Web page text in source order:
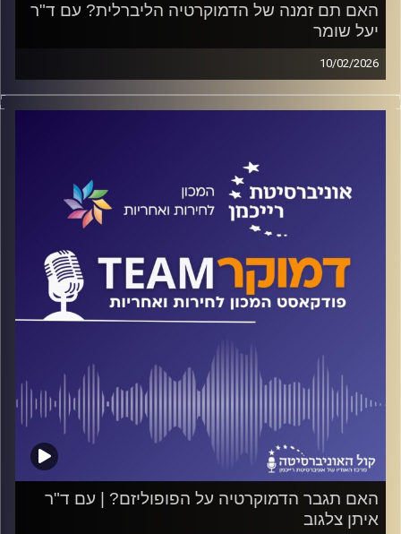
האם תם זמנה של הדמוקרטיה הליברלית? עם ד"ר
יעל שומר
10/02/2026
פודקאסט המכון לחירות ואחריות באוניברסיטת רייכמן
על מנגנוני בחירה פנים-מפלגתיים וכיצד הם משפיעים על
במילים אחרות – מה עושות חמש חוקרות בהפגנות נגד
ההפיכה המשטרית? על כל אלה ועוד משוחח ד"ר חיים וייצמן
עם ד"ר יעל שומר
קרדיט תמונות:המכון לחירות ואחריות
האם תגבר הדמוקרטיה על הפופוליזם? | עם ד"ר
איתן צלגוב